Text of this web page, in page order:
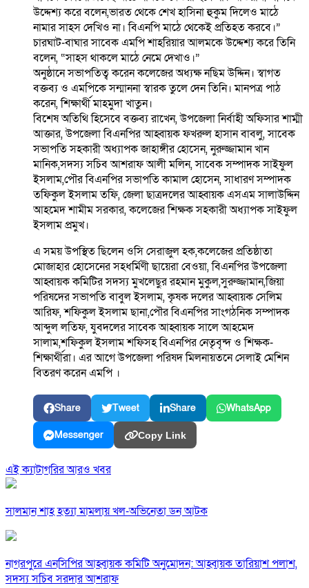
উদ্দেশ্য করে বলেন,ভারত থেকে শেখ হাসিনা হুকুম দিলেও মাঠে
নামার সাহস দেখিও না। বিএনপি মাঠে থেকেই প্রতিহত করবে।”
চারঘাট-বাঘার সাবেক এমপি শাহরিয়ার আলমকে উদ্দেশ্য করে তিনি
বলেন, “সাহস থাকলে মাঠে নেমে দেখাও।”
অনুষ্ঠানে সভাপতিত্ব করেন কলেজের অধ্যক্ষ নছিম উদ্দিন। স্বাগত
বক্তব্য ও এমপিকে সন্মাননা স্বারক তুলে দেন তিনি। মানপত্র পাঠ
করেন, শিক্ষার্থী মাহমুদা খাতুন।
বিশেষ অতিথি হিসেবে বক্তব্য রাখেন, উপজেলা নির্বাহী অফিসার শাম্মী
আক্তার, উপজেলা বিএনপির আহ্বায়ক ফখরুল হাসান বাবলু, সাবেক
সভাপতি সহকারী অধ্যাপক জাহাঙ্গীর হোসেন, নুরুজ্জামান খান
মানিক,সদস্য সচিব আশরাফ আলী মলিন, সাবেক সম্পাদক সাইফুল
ইসলাম,পৌর বিএনপির সভাপতি কামাল হোসেন, সাধারণ সম্পাদক
তফিকুল ইসলাম তফি, জেলা ছাত্রদলের আহ্বায়ক এসএম সালাউদ্দিন
আহমেদ শামীম সরকার, কলেজের শিক্ষক সহকারী অধ্যাপক সাইফুল
ইসলাম প্রমুখ।
এ সময় উপস্থিত ছিলেন ওসি সেরাজুল হক,কলেজের প্রতিষ্ঠাতা
মোজাহার হোসেনের সহধর্মিণী ছায়েরা বেওয়া, বিএনপির উপজেলা
আহ্বায়ক কমিটির সদস্য মুখলেছুর রহমান মুকুল,সুরুজ্জামান,জিয়া
পরিষদের সভাপতি বাবুল ইসলাম, কৃষক দলের আহ্বায়ক সেলিম
আরিফ, শফিকুল ইসলাম ছানা,পৌর বিএনপির সাংগঠনিক সম্পাদক
আব্দুল লতিফ, যুবদলের সাবেক আহ্বায়ক সালে আহমেদ
সালাম,শফিকুল ইসলাম শফিসহ বিএনপির নেতৃবৃন্দ ও শিক্ষক-
শিক্ষার্থীরা। এর আগে উপজেলা পরিষদ মিলনায়তনে সেলাই মেশিন
বিতরণ করেন এমপি ।
Share Tweet Share WhatsApp
Messenger Copy Link
এই ক্যাটাগরির আরও খবর
সালমান শাহ হত্যা মামলায় খল-অভিনেতা ডন আটক
নাগরপুরে এনসিপির আহ্বায়ক কমিটি অনুমোদন: আহ্বায়ক তারিয়াশ পলাশ,
সদস্য সচিব সরদার আশরাফ